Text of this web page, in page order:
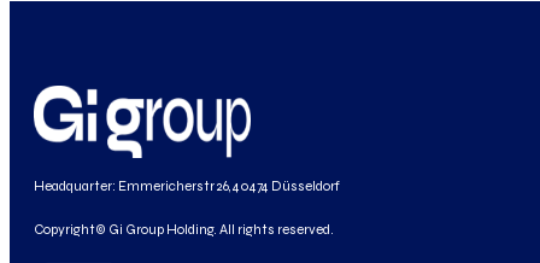
Headquarter: Emmericherstr 26, 40474 Düsseldorf
Copyright© Gi Group Holding. All rights reserved.